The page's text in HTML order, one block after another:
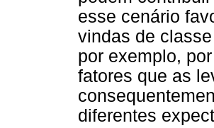
esse cenário
vindas de
por exemplo,
fatores que as
diferentes